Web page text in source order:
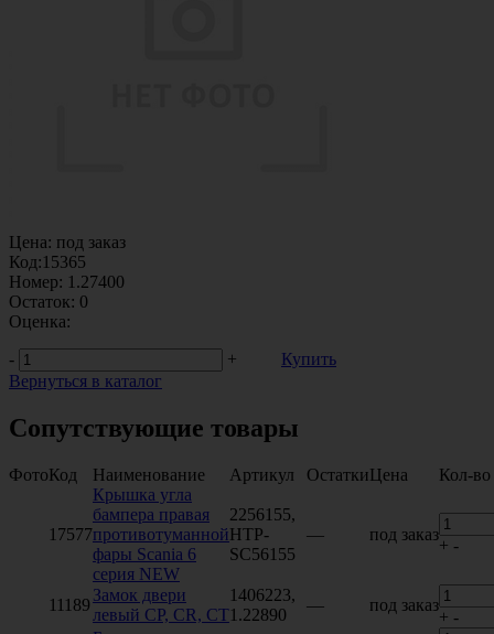
Цена: под заказ
Код:15365
Номер: 1.27400
Остаток: 0
Оценка:
-
+
Купить
Вернуться в каталог
Сопутствующие товары
ФотоКод Наименование Артикул ОстаткиЦена Кол-во
17577
Крышка угла
бампера правая
противотуманной
фары Scania 6
серия NEW
2256155,
HTP-
SC56155
— под заказ
+ -
11189
Замок двери
левый CP, CR, CT
1406223,
1.22890
— под заказ
+ -